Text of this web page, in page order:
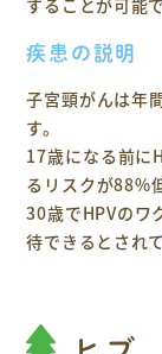
することが可能で
疾患の説明
子宮頸がんは年
す。
17歳になる前に
るリスクが88%
30歳でHPVのワ
待できるとされ